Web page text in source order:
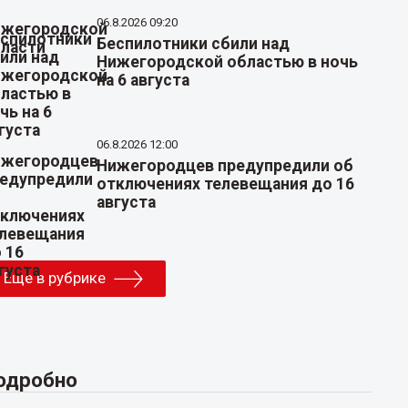
06.8.2026 09:20
Беспилотники сбили над
Нижегородской областью в ночь
на 6 августа
06.8.2026 12:00
Нижегородцев предупредили об
отключениях телевещания до 16
августа
Еще в рубрике